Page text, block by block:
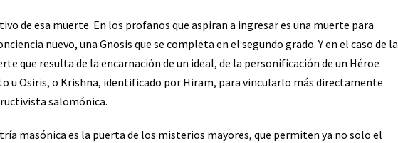
de esa muerte. En los profanos que aspiran a ingresar es una muerte para
nuevo, una Gnosis que se completa en el segundo grado. Y en el caso de la
que resulta de la encarnación de un ideal, de la personificación de un Héroe
u Osiris, o Krishna, identificado por Hiram, para vincularlo más directamente
salomónica.
masónica es la puerta de los misterios mayores, que permiten ya no solo el